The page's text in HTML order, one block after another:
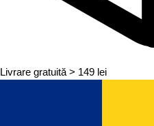
Livrare gratuită > 149 lei